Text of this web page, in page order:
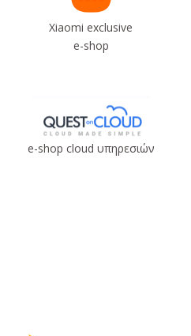
Xiaomi exclusive
e-shop
e-shop cloud υπηρεσιών